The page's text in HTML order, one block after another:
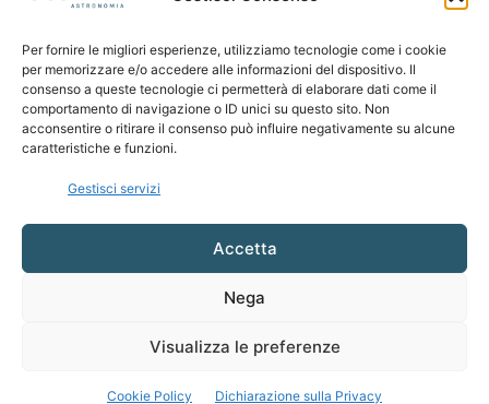
Per fornire le migliori esperienze, utilizziamo tecnologie come i cookie
per memorizzare e/o accedere alle informazioni del dispositivo. Il
consenso a queste tecnologie ci permetterà di elaborare dati come il
comportamento di navigazione o ID unici su questo sito. Non
acconsentire o ritirare il consenso può influire negativamente su alcune
caratteristiche e funzioni.
Gestisci servizi
Accetta
Nega
Visualizza le preferenze
Cookie Policy Dichiarazione sulla Privacy
CHI SIAMO
Contattaci:coelumastro@coelum.com